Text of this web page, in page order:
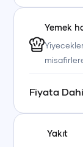
Yemek
Fiyata
Yakıt